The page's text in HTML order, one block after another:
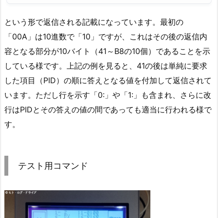
という形で返信される記載になっています。最初の
「00A」は10進数で「10」ですが、これはその後の返信内
容となる部分が10バイト（41～B8の10個）であることを示
している様です。上記の例を見ると、41の後は単純に要求
した項目（PID）の順に答えとなる値を付加して返信されて
います。ただし行を示す「0:」や「1:」も含まれ、さらに改
行はPIDとその答えの値の間であっても適当に行われる様で
す。
テスト用コマンド